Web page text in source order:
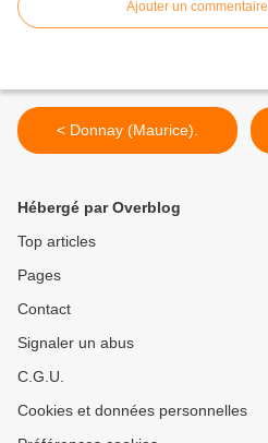
Ajouter un commentaire
< Donnay (Maurice).
Hébergé par Overblog
Top articles
Pages
Contact
Signaler un abus
C.G.U.
Cookies et données personnelles